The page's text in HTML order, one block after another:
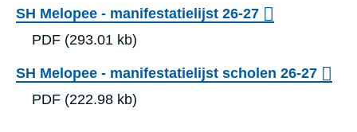
h
a
l
SH Melopee - manifestatielijst 26-27
PDF (293.01 kb)
SH Melopee - manifestatielijst scholen 26-27
PDF (222.98 kb)